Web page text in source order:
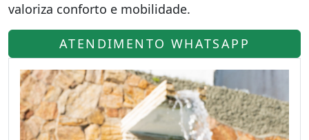
valoriza conforto e mobilidade.
ATENDIMENTO WHATSAPP